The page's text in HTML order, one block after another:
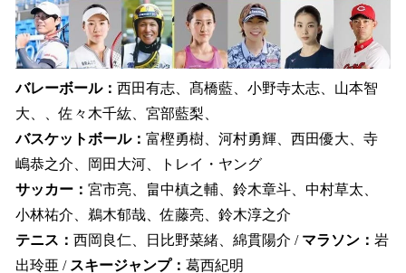
バレーボール： 西田有志、髙橋藍、小野寺太志、山本智
大、、佐々木千紘、宮部藍梨、
バスケットボール： 富樫勇樹、河村勇輝、西田優大、寺
嶋恭之介、岡田大河、トレイ・ヤング
サッカー： 宮市亮、畠中槙之輔、鈴木章斗、中村草太、
小林祐介、鵜木郁哉、佐藤亮、鈴木淳之介
テニス： 西岡良仁、日比野菜緒、綿貫陽介 / マラソン： 岩
出玲亜 / スキージャンプ： 葛󠄀西紀明